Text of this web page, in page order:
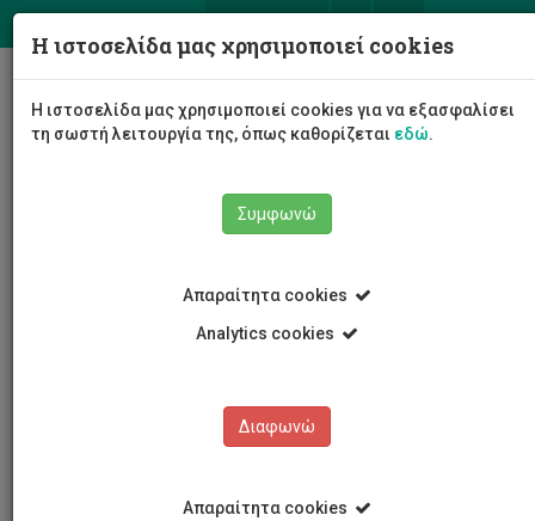
Σχολή Μηχανικής και Τεχνολογίας
Τμήμα Μηχανολόγων Μηχανικών και Επιστήμης και
Προσωπικό τμήματος
Σέργιος Ποζόβ
Σέργιος Ποζόβ
Η ιστοσελίδα μας χρησιμοποιεί cookies
Η ιστοσελίδα μας χρησιμοποιεί cookies για να εξασφαλίσει
τη σωστή λειτουργία της, όπως καθορίζεται εδώ.
Συμφωνώ
Απαραίτητα cookies
Analytics cookies
Διαφωνώ
Απαραίτητα cookies